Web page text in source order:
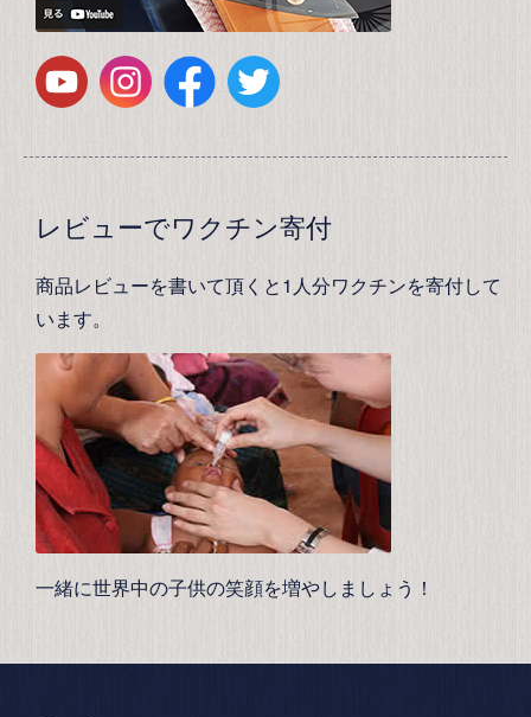
レビューでワクチン寄付
商品レビューを書いて頂くと1人分ワクチンを寄付して
います。
一緒に世界中の子供の笑顔を増やしましょう！